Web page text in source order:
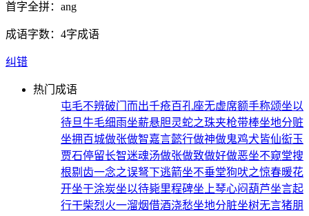
首字全拼： ang
成语字数： 4字成语
纠错
热门成语
屯毛不辨破门而出千疮百孔座无虚席额手称颂坐以
待旦牛毛细雨坐薪悬胆灵蛇之珠夹枪带棒坐地分赃
坐拥百城做张做智嘉言懿行做神做鬼鸡犬皆仙衒玉
贾石停留长智迷魂汤做张做致做好做恶坐不窥堂搜
根剔齿一念之误弩下逃箭坐不垂堂狗吠之惊春暖花
开坐于涂炭坐以待毙里程碑坐上琴心闷葫芦坐言起
行干柴烈火一溜烟借酒浇愁坐地分脏坐树无言猪朋